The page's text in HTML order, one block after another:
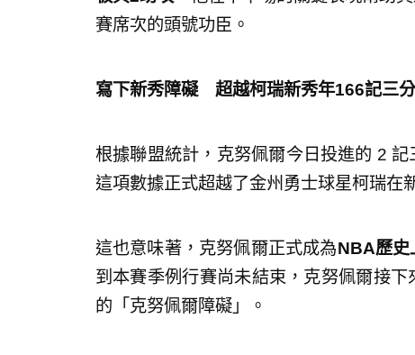
賽席次的頭號功臣。
寫下新秀障礙 超越柯瑞新秀年166記三
根據聯盟統計，克努佩爾今日投進的 2
這項數據正式超越了金州勇士球星柯瑞在
這也意味著，克努佩爾正式成為NBA歷史
到本賽季例行賽尚未結束，克努佩爾接
的「克努佩爾障礙」。